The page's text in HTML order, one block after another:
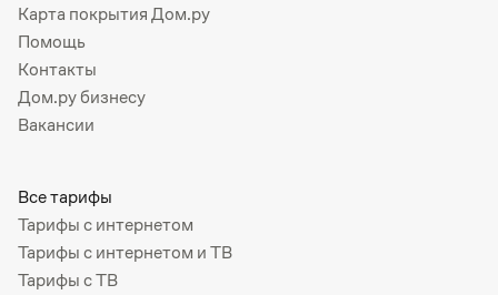
Карта покрытия Дом.ру
Помощь
Контакты
Дом.ру бизнесу
Вакансии
Все тарифы
Тарифы с интернетом
Тарифы с интернетом и ТВ
Тарифы с ТВ